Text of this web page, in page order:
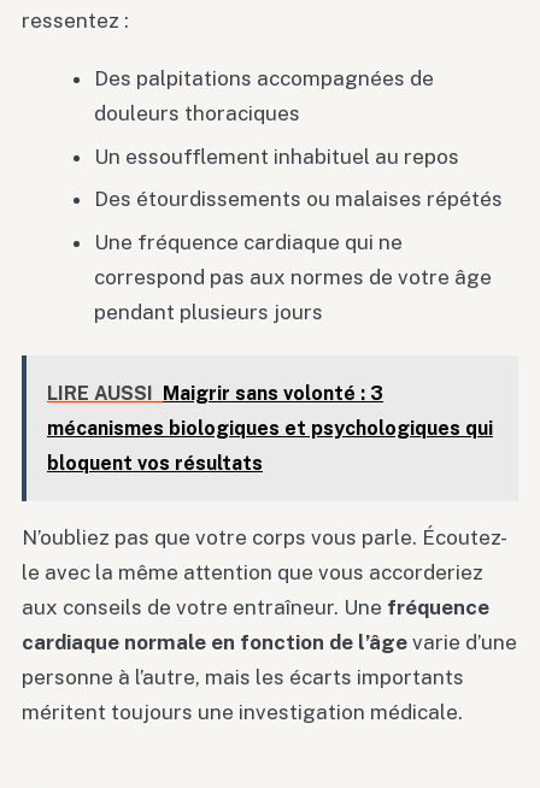
ressentez :
Des palpitations accompagnées de
douleurs thoraciques
Un essoufflement inhabituel au repos
Des étourdissements ou malaises répétés
Une fréquence cardiaque qui ne
correspond pas aux normes de votre âge
pendant plusieurs jours
LIRE AUSSI Maigrir sans volonté : 3
mécanismes biologiques et psychologiques qui
bloquent vos résultats
N’oubliez pas que votre corps vous parle. Écoutez-
le avec la même attention que vous accorderiez
aux conseils de votre entraîneur. Une fréquence
cardiaque normale en fonction de l’âge varie d’une
personne à l’autre, mais les écarts importants
méritent toujours une investigation médicale.